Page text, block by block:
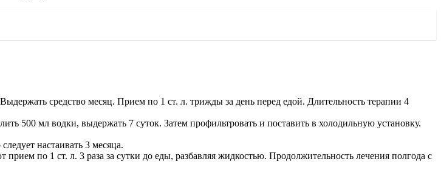
средство месяц. Прием по 1 ст. л. трижды за день перед едой. Длительность терапии 4
500 мл водки, выдержать 7 суток. Затем профильтровать и поставить в холодильную установку.
настаивать 3 месяца.
по 1 ст. л. 3 раза за сутки до еды, разбавляя жидкостью. Продолжительность лечения полгода с